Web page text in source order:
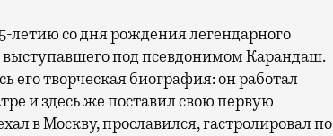
летию со дня рождения легендарного
под псевдонимом Карандаш.
его творческая биография: он работал
и здесь же поставил свою первую
в Москву, прославился, гастролировал по